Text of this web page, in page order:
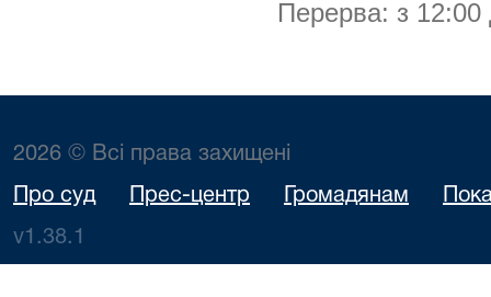
Перерва: з 12:00
2026 © Всі права захищені
Про суд Прес-центр Громадянам
v1.38.1